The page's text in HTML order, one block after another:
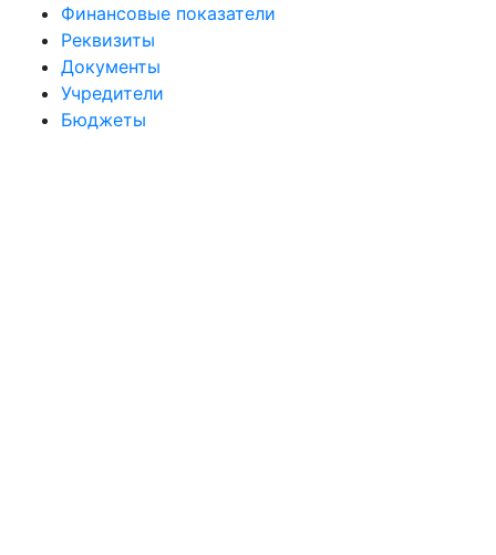
Финансовые показатели
Реквизиты
Документы
Учредители
Бюджеты